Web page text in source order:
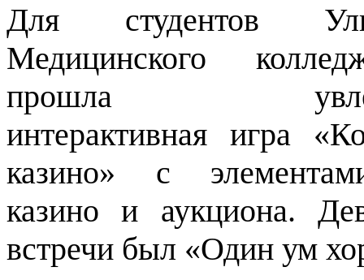
Для студентов
Медицинского
прошла
интерактивная игра
казино» с
казино и аукциона.
встречи был «Один ум